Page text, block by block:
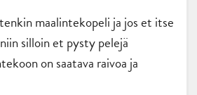
maalintekopeli ja jos et itse
silloin et pysty pelejä
on saatava raivoa ja